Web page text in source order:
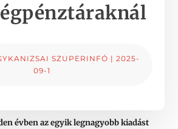
SZUPERINFÓ | 2025-
09-1
évben az egyik legnagyobb kiadást